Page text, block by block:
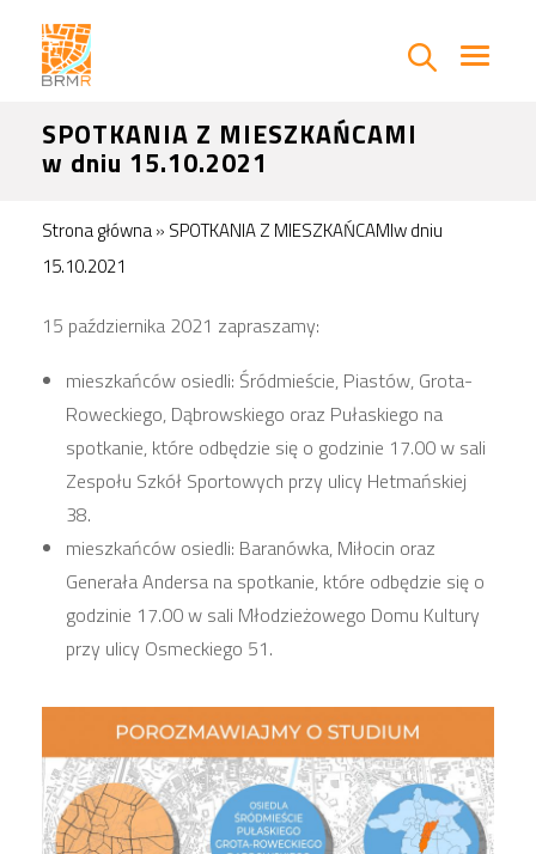
SPOTKANIA Z MIESZKAŃCAMI
w dniu 15.10.2021
Strona główna» SPOTKANIA Z MIESZKAŃCAMIw dniu
15.10.2021
15 października 2021 zapraszamy:
mieszkańców osiedli: Śródmieście, Piastów, Grota-
Roweckiego, Dąbrowskiego oraz Pułaskiego na
spotkanie, które odbędzie się o godzinie 17.00 w sali
Zespołu Szkół Sportowych przy ulicy Hetmańskiej
38.
mieszkańców osiedli: Baranówka, Miłocin oraz
Generała Andersa na spotkanie, które odbędzie się o
godzinie 17.00 w sali Młodzieżowego Domu Kultury
przy ulicy Osmeckiego 51.